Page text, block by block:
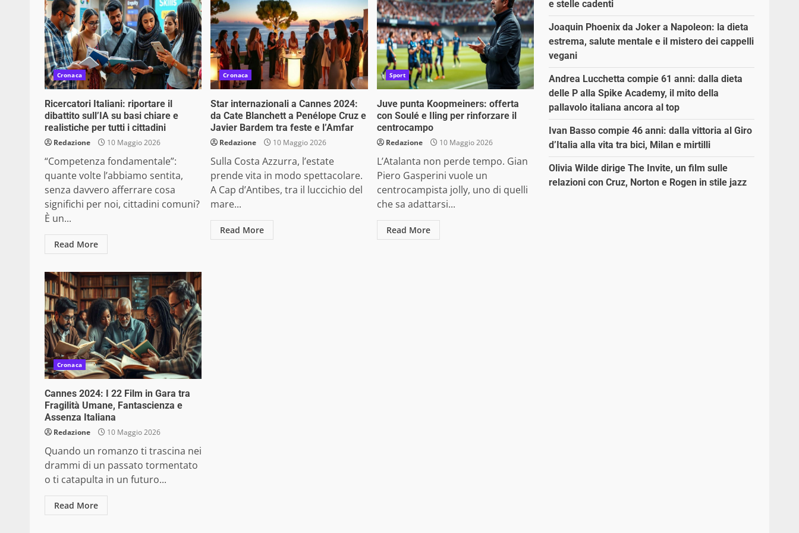
Cronaca
Ricercatori Italiani: riportare il
dibattito sull’IA su basi chiare e
realistiche per tutti i cittadini
Redazione 10 Maggio 2026
“Competenza fondamentale”:
quante volte l’abbiamo sentita,
senza davvero afferrare cosa
significhi per noi, cittadini comuni?
È un...
Read More
Cronaca
Star internazionali a Cannes 2024:
da Cate Blanchett a Penélope Cruz e
Javier Bardem tra feste e l’Amfar
Redazione 10 Maggio 2026
Sulla Costa Azzurra, l’estate
prende vita in modo spettacolare.
A Cap d’Antibes, tra il luccichio del
mare...
Read More
Sport
Juve punta Koopmeiners: offerta
con Soulé e Iling per rinforzare il
centrocampo
Redazione 10 Maggio 2026
L’Atalanta non perde tempo. Gian
Piero Gasperini vuole un
centrocampista jolly, uno di quelli
che sa adattarsi...
Read More
Cronaca
Cannes 2024: I 22 Film in Gara tra
Fragilità Umane, Fantascienza e
Assenza Italiana
Redazione 10 Maggio 2026
Quando un romanzo ti trascina nei
drammi di un passato tormentato
o ti catapulta in un futuro...
Read More
e stelle cadenti
Joaquin Phoenix da Joker a Napoleon: la dieta
estrema, salute mentale e il mistero dei cappelli
vegani
Andrea Lucchetta compie 61 anni: dalla dieta
delle P alla Spike Academy, il mito della
pallavolo italiana ancora al top
Ivan Basso compie 46 anni: dalla vittoria al Giro
d’Italia alla vita tra bici, Milan e mirtilli
Olivia Wilde dirige The Invite, un film sulle
relazioni con Cruz, Norton e Rogen in stile jazz